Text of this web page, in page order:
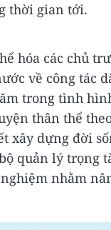
thời gian tới.
hóa các chủ
về công tác
trong tình
thân thể
xây dựng đời
quản lý trọng
nhằm